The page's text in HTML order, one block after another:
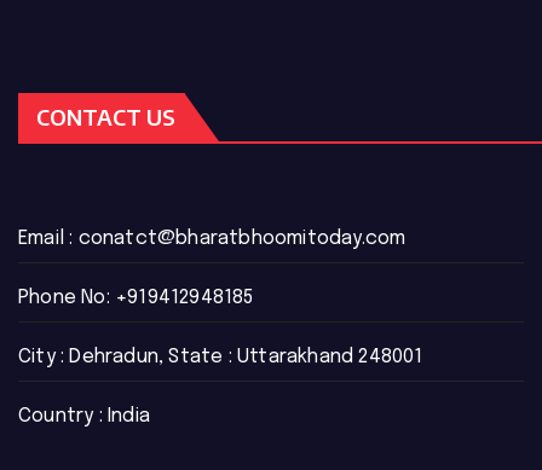
CONTACT US
Email : conatct@bharatbhoomitoday.com
Phone No: +919412948185
City : Dehradun, State : Uttarakhand 248001
Country : India